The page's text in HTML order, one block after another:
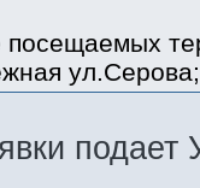
посещаемых
ул.Серова;